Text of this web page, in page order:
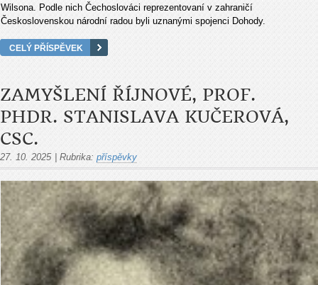
Wilsona. Podle nich Čechoslováci reprezentovaní v zahraničí
Československou národní radou byli uznanými spojenci Dohody.
CELÝ PŘÍSPĚVEK
ZAMYŠLENÍ ŘÍJNOVÉ, PROF.
PHDR. STANISLAVA KUČEROVÁ,
CSC.
27. 10. 2025 Rubrika: příspěvky